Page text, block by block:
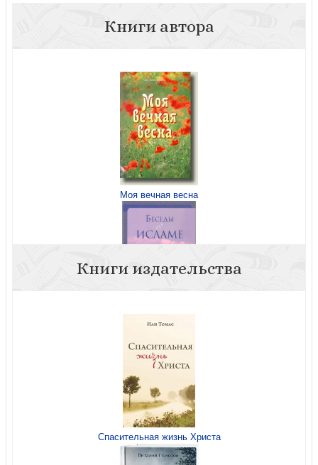
Книги автора
Моя вечная весна
Беседы об Исламе
Книги издательства
Спасительная жизнь Христа